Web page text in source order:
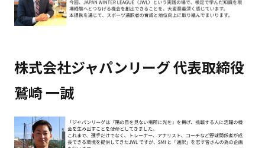
株式会社ジャパンリーグ 代表取締役
鷲崎 一誠